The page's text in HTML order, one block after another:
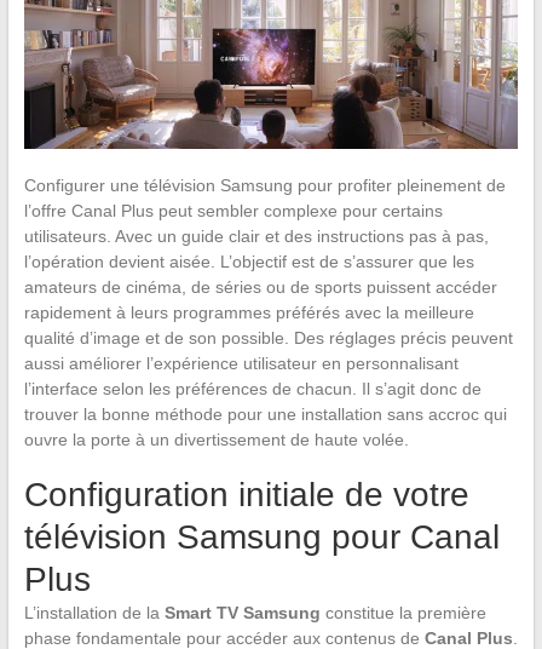
Configurer une télévision Samsung pour profiter pleinement de
l’offre Canal Plus peut sembler complexe pour certains
utilisateurs. Avec un guide clair et des instructions pas à pas,
l’opération devient aisée. L’objectif est de s’assurer que les
amateurs de cinéma, de séries ou de sports puissent accéder
rapidement à leurs programmes préférés avec la meilleure
qualité d’image et de son possible. Des réglages précis peuvent
aussi améliorer l’expérience utilisateur en personnalisant
l’interface selon les préférences de chacun. Il s’agit donc de
trouver la bonne méthode pour une installation sans accroc qui
ouvre la porte à un divertissement de haute volée.
Configuration initiale de votre
télévision Samsung pour Canal
Plus
L’installation de la Smart TV Samsung constitue la première
phase fondamentale pour accéder aux contenus de Canal Plus